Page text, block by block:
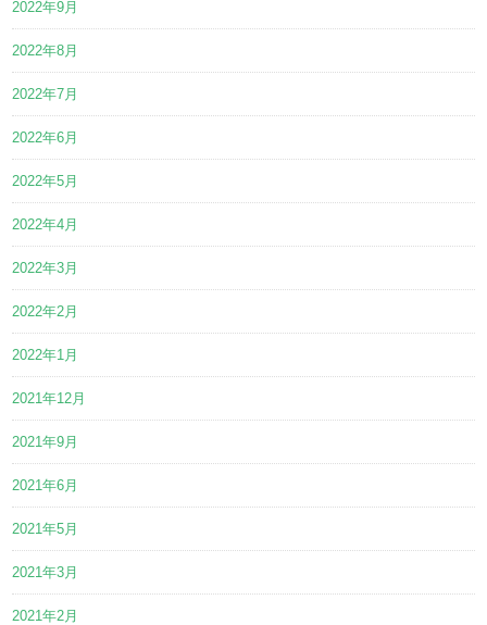
2022年9月
2022年8月
2022年7月
2022年6月
2022年5月
2022年4月
2022年3月
2022年2月
2022年1月
2021年12月
2021年9月
2021年6月
2021年5月
2021年3月
2021年2月